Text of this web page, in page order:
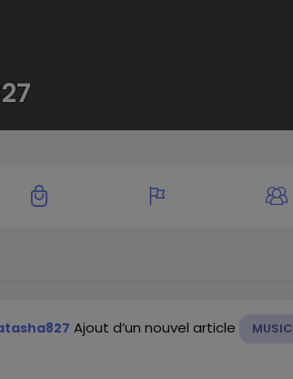
Ajout d’un nouvel article MUSIC